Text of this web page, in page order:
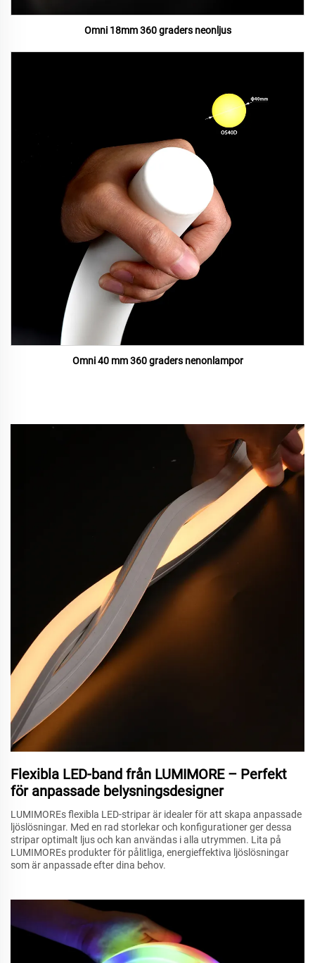
Omni 18mm 360 graders neonljus
Omni 40 mm 360 graders nenonlampor
Flexibla LED-band från LUMIMORE – Perfekt
för anpassade belysningsdesigner
LUMIMOREs flexibla LED-stripar är idealer för att skapa anpassade
ljöslösningar. Med en rad storlekar och konfigurationer ger dessa
stripar optimalt ljus och kan användas i alla utrymmen. Lita på
LUMIMOREs produkter för pålitliga, energieffektiva ljöslösningar
som är anpassade efter dina behov.